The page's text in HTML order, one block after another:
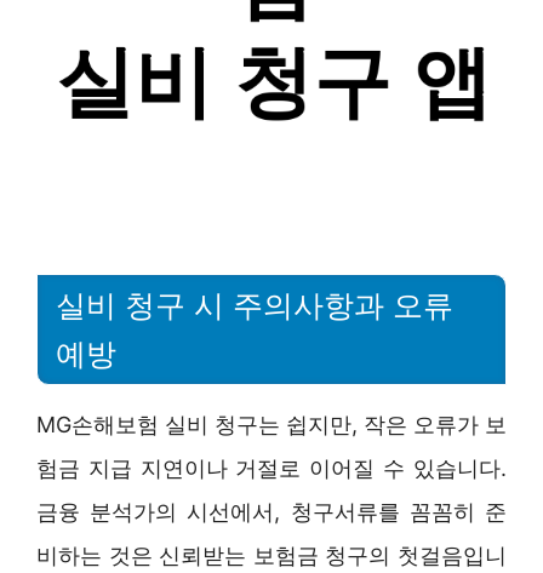
실비 청구 시 주의사항과 오류
예방
MG손해보험 실비 청구는 쉽지만, 작은 오류가 보
험금 지급 지연이나 거절로 이어질 수 있습니다.
금융 분석가의 시선에서, 청구서류를 꼼꼼히 준
비하는 것은 신뢰받는 보험금 청구의 첫걸음입니